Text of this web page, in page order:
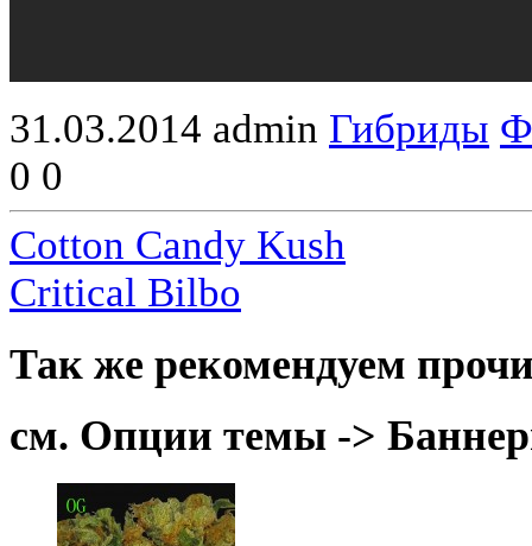
31.03.2014 admin Гибриды
0 0
Cotton Candy Kush
Critical Bilbo
Так же рекомендуем
см. Опции темы ->